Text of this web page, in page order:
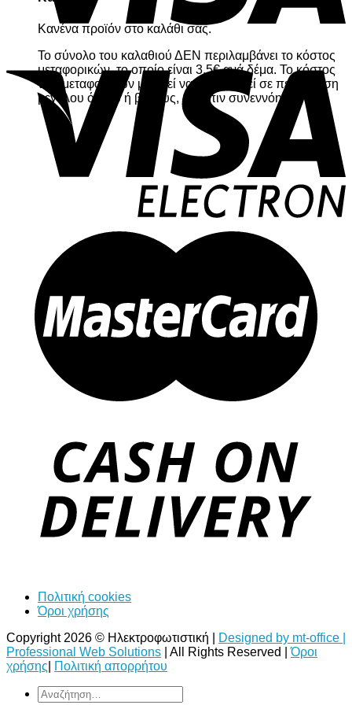
Κανένα προϊόν στο καλάθι σας.
Το σύνολο του καλαθιού ΔΕΝ περιλαμβάνει το κόστος
μεταφορικών, το οποίο είναι 3,5€ ανά δέμα. Το κόστος
των μεταφορικών μπορεί να μεταβληθεί σε περίπτωση
μεγάλου όγκου ή βάρους, κατόπιν συνεννόησης
Πολιτική cookies
Όροι χρήσης
Copyright 2026 © Ηλεκτροφωτιστική |
Designed by mt-office |
Professional Web Solutions | All Rights Reserved |Όροι
χρήσης
Πολιτική απορρήτου
Αναζήτηση